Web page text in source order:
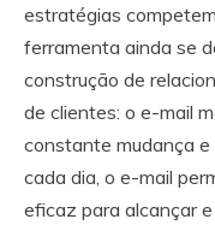
estratégias
ferramenta ainda se
construção de
de clientes: o e-mail
constante mudança
cada dia, o e-mail
eficaz para alcançar